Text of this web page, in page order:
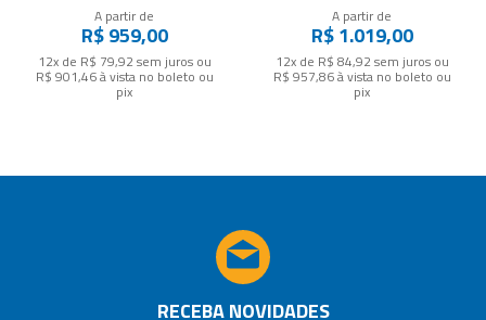
A partir de
R$ 959,00
12x de R$ 79,92 sem jurosou
R$ 901,46à vista no boleto ou
pix
A partir de
R$ 1.019,00
12x de R$ 84,92 sem jurosou
R$ 957,86à vista no boleto ou
pix
RECEBA NOVIDADES